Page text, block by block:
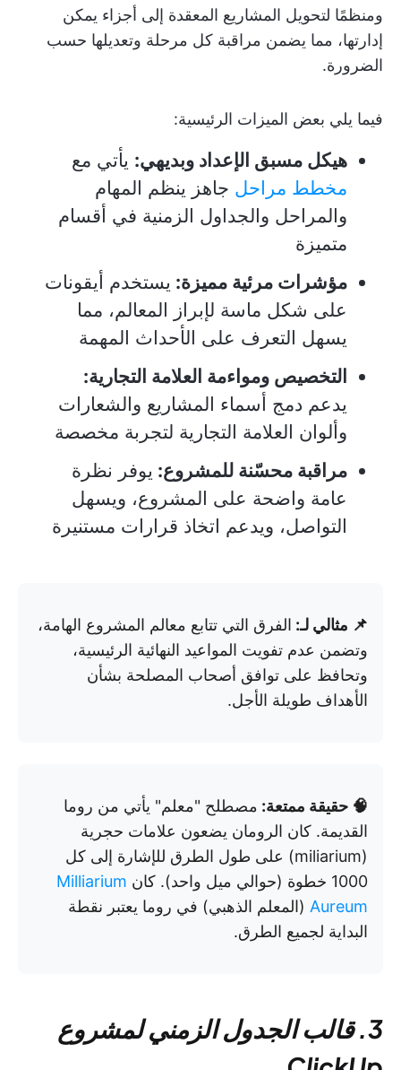
ومنظمًا لتحويل المشاريع المعقدة إلى أجزاء يمكن
إدارتها، مما يضمن مراقبة كل مرحلة وتعديلها حسب
الضرورة.
فيما يلي بعض الميزات الرئيسية:
هيكل مسبق الإعداد وبديهي: يأتي مع
مخطط مراحل جاهز ينظم المهام
والمراحل والجداول الزمنية في أقسام
متميزة
مؤشرات مرئية مميزة: يستخدم أيقونات
على شكل ماسة لإبراز المعالم، مما
يسهل التعرف على الأحداث المهمة
التخصيص ومواءمة العلامة التجارية:
يدعم دمج أسماء المشاريع والشعارات
وألوان العلامة التجارية لتجربة مخصصة
مراقبة محسّنة للمشروع: يوفر نظرة
عامة واضحة على المشروع، ويسهل
التواصل، ويدعم اتخاذ قرارات مستنيرة
📌 مثالي لـ: الفرق التي تتابع معالم المشروع الهامة،
وتضمن عدم تفويت المواعيد النهائية الرئيسية،
وتحافظ على توافق أصحاب المصلحة بشأن
الأهداف طويلة الأجل.
🧠 حقيقة ممتعة: مصطلح "معلم" يأتي من روما
القديمة. كان الرومان يضعون علامات حجرية
(miliarium) على طول الطرق للإشارة إلى كل
1000 خطوة (حوالي ميل واحد). كان
Milliarium
Aureum (المعلم الذهبي) في روما يعتبر نقطة
البداية لجميع الطرق.
3. قالب الجدول الزمني لمشروع